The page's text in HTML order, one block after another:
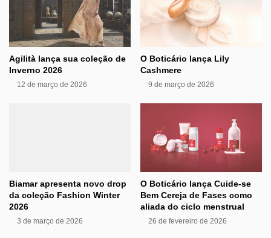
Agilità lança sua coleção de
Inverno 2026
12 de março de 2026
O Boticário lança Lily
Cashmere
9 de março de 2026
Biamar apresenta novo drop
da coleção Fashion Winter
2026
3 de março de 2026
O Boticário lança Cuide-se
Bem Cereja de Fases como
aliada do ciclo menstrual
26 de fevereiro de 2026